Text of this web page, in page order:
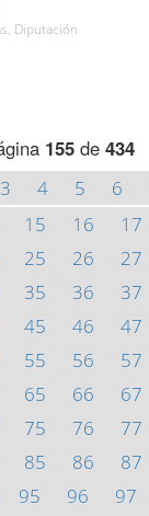
Diputación
155de 434
3 4 5 6
15 16 17
25 26 27
35 36 37
45 46 47
55 56 57
65 66 67
75 76 77
85 86 87
95 96 97